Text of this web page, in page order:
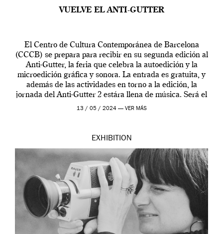
VUELVE EL ANTI-GUTTER
El Centro de Cultura Contemporánea de Barcelona
(CCCB) se prepara para recibir en su segunda edición al
Anti-Gutter, la feria que celebra la autoedición y la
microedición gráfica y sonora. La entrada es gratuita, y
además de las actividades en torno a la edición, la
jornada del Anti-Gutter 2 estára llena de música. Será el
[…]
13 / 05 / 2024 — VER MÁS
EXHIBITION